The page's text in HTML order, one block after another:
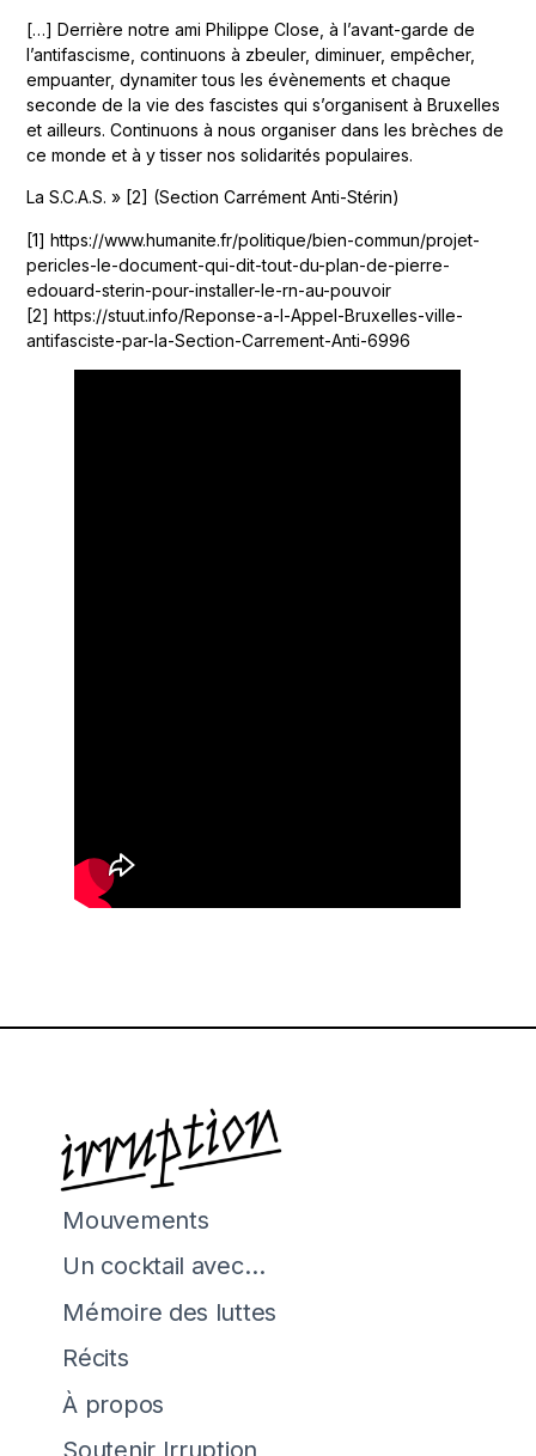
[…] Derrière notre ami Philippe Close, à l’avant-garde de
l’antifascisme, continuons à zbeuler, diminuer, empêcher,
empuanter, dynamiter tous les évènements et chaque
seconde de la vie des fascistes qui s’organisent à Bruxelles
et ailleurs. Continuons à nous organiser dans les brèches de
ce monde et à y tisser nos solidarités populaires.
La S.C.A.S. » [2] (Section Carrément Anti-Stérin)
[1] https://www.humanite.fr/politique/bien-commun/projet-
pericles-le-document-qui-dit-tout-du-plan-de-pierre-
edouard-sterin-pour-installer-le-rn-au-pouvoir
[2] https://stuut.info/Reponse-a-l-Appel-Bruxelles-ville-
antifasciste-par-la-Section-Carrement-Anti-6996
Mouvements
Un cocktail avec…
Mémoire des luttes
Récits
À propos
Soutenir Irruption